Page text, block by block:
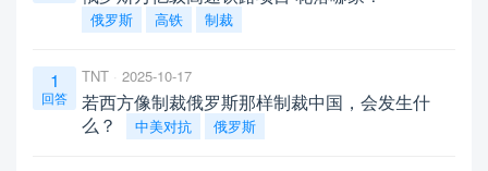
俄罗斯 高铁 制裁
1
回答
TNT 2025-10-17
若西方像制裁俄罗斯那样制裁中国，会发生什
么？
中美对抗 俄罗斯